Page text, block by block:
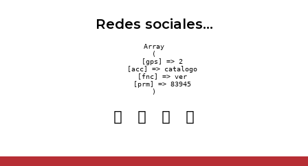
Redes sociales...
Array
(
    [gps] => 2
    [acc] => catalogo
    [fnc] => ver
    [prm] => 83945